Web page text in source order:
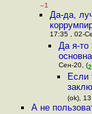
–1
Да-да,
17:35 , 02-
Да я-то
Сен-20, (
Если
(ok),
А не